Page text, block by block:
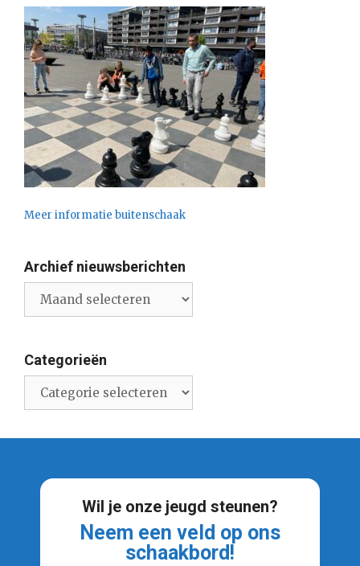
Meer informatie buitenschaak
Archief nieuwsberichten
nieuwsberichten
Categorieën
Wil je onze jeugd steunen?
Neem een veld op ons
schaakbord!